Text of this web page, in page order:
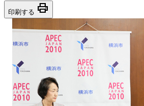
印刷する print